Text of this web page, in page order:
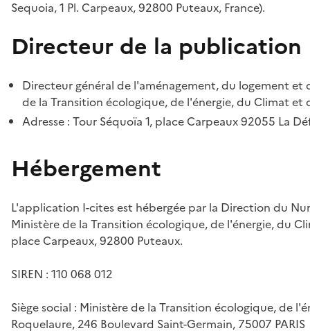
Sequoia, 1 Pl. Carpeaux, 92800 Puteaux, France).
Directeur de la publication
Directeur général de l'aménagement, du logement
de la Transition écologique, de l'énergie, du Climat et
Adresse : Tour Séquoïa 1, place Carpeaux 92055 La
Hébergement
L'application I-cites est hébergée par la Direction du
Ministère de la Transition écologique, de l'énergie, du
place Carpeaux, 92800 Puteaux.
SIREN : 110 068 012
Siège social : Ministère de la Transition écologique, de
Roquelaure, 246 Boulevard Saint-Germain, 75007 PARIS